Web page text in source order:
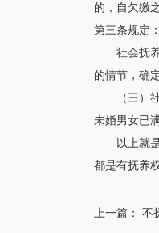
的，自欠缴
第三条规定
社会抚
的情节，确
（三）
未婚男女已
以上就
都是有抚养
上一篇： 不